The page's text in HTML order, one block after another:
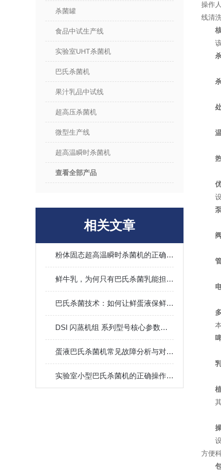
杀菌罐
食品中试生产线
实验室UHT杀菌机
巴氏杀菌机
果汁乳品中试线
超高压杀菌机
微型生产线
超高温瞬时杀菌机
查看全部产品
相关文章
粉体固态超高温瞬时杀菌机的正确使用方法，新手也能轻松掌握
鲜牛乳，为何只有巴氏杀菌乳能担此名？
巴氏杀菌技术：如何让鲜蛋液保鲜，同时延长 1 个月保质期？
DSI 闪蒸机组 系列型号核心参数与功能对比说明
蛋液巴氏杀菌机常见故障分析与对应解决策略分享
实验室小型巴氏杀菌机的正确操作使用指南
操作
线清
方便